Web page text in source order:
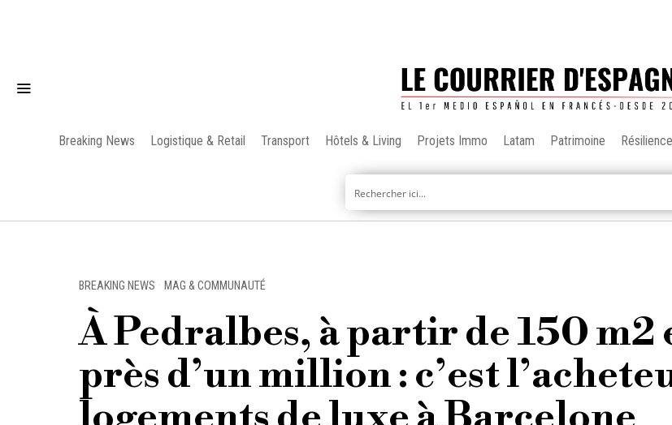
Breaking News Logistique & Retail Transport Hôtels & Living Projets Immo Latam Patrimoine
BREAKING NEWS · MAG & COMMUNAUTÉ
À Pedralbes, à partir de 150 m2
près d’un million : c’est